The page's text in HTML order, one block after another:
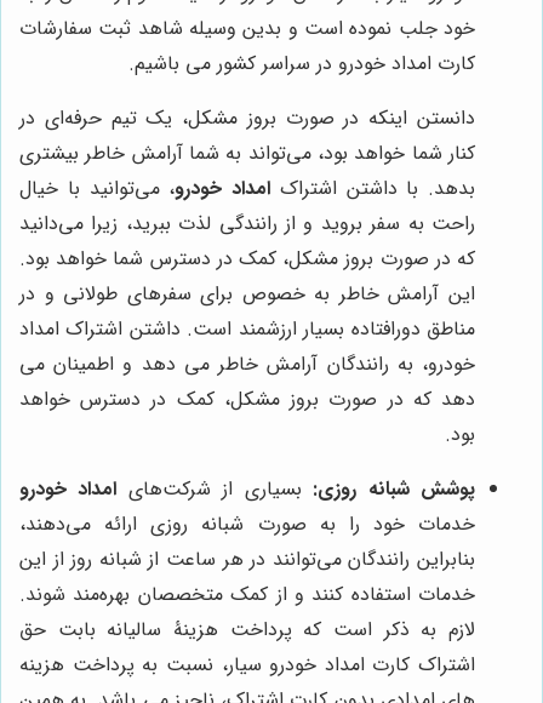
خود جلب نموده است و بدین وسیله شاهد ثبت سفارشات
کارت امداد خودرو در سراسر کشور می باشیم.
دانستن اینکه در صورت بروز مشکل، یک تیم حرفه‌ای در
کنار شما خواهد بود، می‌تواند به شما آرامش خاطر بیشتری
بدهد. با داشتن اشتراک امداد خودرو، می‌توانید با خیال
راحت به سفر بروید و از رانندگی لذت ببرید، زیرا می‌دانید
که در صورت بروز مشکل، کمک در دسترس شما خواهد بود.
این آرامش خاطر به خصوص برای سفرهای طولانی و در
مناطق دورافتاده بسیار ارزشمند است. داشتن اشتراک امداد
خودرو، به رانندگان آرامش خاطر می دهد و اطمینان می
دهد که در صورت بروز مشکل، کمک در دسترس خواهد
بود.
پوشش شبانه روزی: بسیاری از شرکت‌های امداد خودرو
خدمات خود را به صورت شبانه روزی ارائه می‌دهند،
بنابراین رانندگان می‌توانند در هر ساعت از شبانه روز از این
خدمات استفاده کنند و از کمک متخصصان بهره‌مند شوند.
لازم به ذکر است که پرداخت هزینۀ سالیانه بابت حق
اشتراک کارت امداد خودرو سیار، نسبت به پرداخت هزینه